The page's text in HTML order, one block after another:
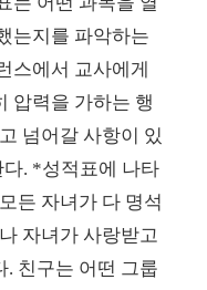
는지를 파악하는
스에서 교사에게
압력을 가하는 행
넘어갈 사항이 있
. *성적표에 나타
든 자녀가 다 명석
자녀가 사랑받고
. 친구는 어떤 그룹